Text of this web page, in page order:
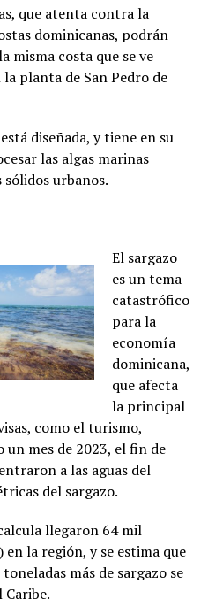
que atenta contra la
dominicanas, podrán
misma costa que se ve
la planta de San Pedro de
diseñada, y tiene en su
las algas marinas
sólidos urbanos.
El sargazo
es un tema
catastrófico
para la
economía
dominicana,
que afecta
la principal
como el turismo,
mes de 2023, el fin de
a las aguas del
del sargazo.
llegaron 64 mil
la región, y se estima que
más de sargazo se